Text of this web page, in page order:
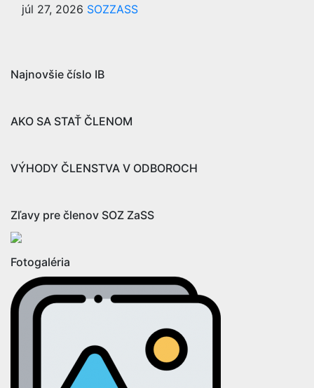
júl 27, 2026 SOZZASS
Najnovšie číslo IB
AKO SA STAŤ ČLENOM
VÝHODY ČLENSTVA V ODBOROCH
Zľavy pre členov SOZ ZaSS
Fotogaléria